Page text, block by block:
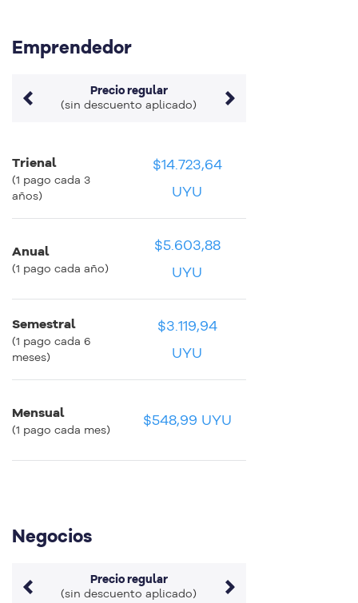
Emprendedor
Precio regular
(sin descuento aplicado)
Trienal
(1 pago cada 3
años)
Anual
(1 pago cada año)
Semestral
(1 pago cada 6
meses)
Mensual
(1 pago cada mes)
$408,99 UYU
$466,99 UYU
$519,99 UYU
$548,99 UYU
$14.723,64
UYU
$5.603,88
UYU
$3.119,94
UYU
$548,99 UYU
Negocios
Precio regular
(sin descuento aplicado)